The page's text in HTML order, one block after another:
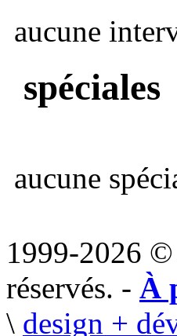
aucune
spéciales
aucune
1999-2026
réservés. - À
\ design +